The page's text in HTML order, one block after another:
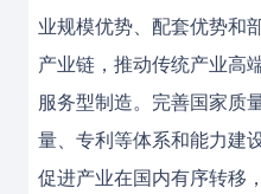
业规模优势、配套优势和
产业链，推动传统产业高
服务型制造。完善国家质
量、专利等体系和能力建
促进产业在国内有序转移